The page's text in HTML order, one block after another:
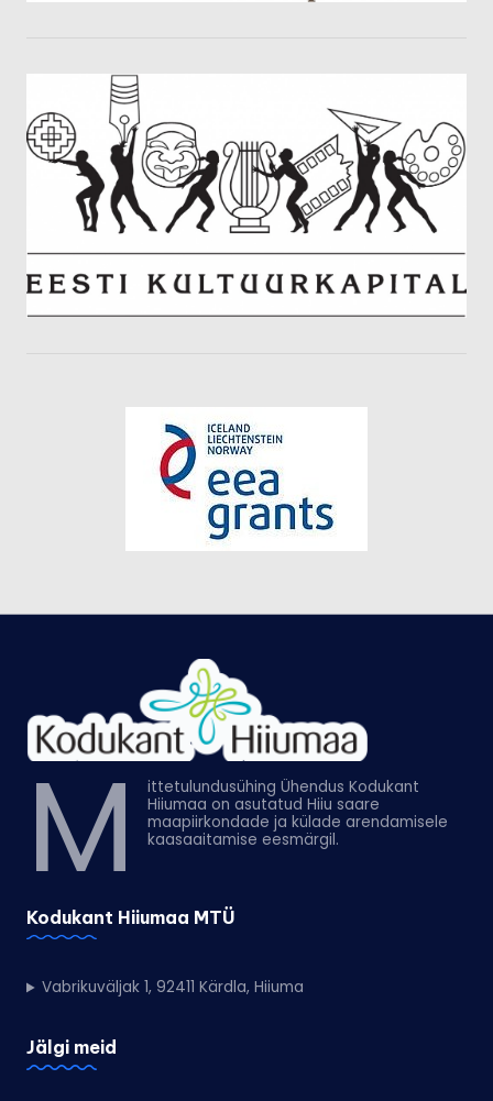
M
ittetulundusühing Ühendus Kodukant
Hiiumaa on asutatud Hiiu saare
maapiirkondade ja külade arendamisele
kaasaaitamise eesmärgil.
Kodukant Hiiumaa MTÜ
Vabrikuväljak 1, 92411 Kärdla, Hiiuma
Jälgi meid